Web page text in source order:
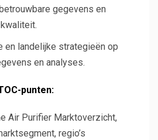
gegevens en
en landelijke strategieën op
en analyses.
punten:
Air Purifier Marktoverzicht,
regio’s